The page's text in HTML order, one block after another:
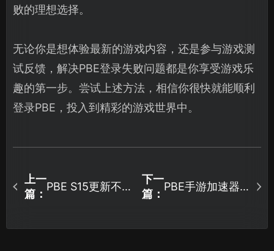
败的理想选择。
无论你是想体验最新的游戏内容，还是参与游戏测
试反馈，解决PBE登录失败问题都是你享受游戏乐
趣的第一步。尝试上述方法，相信你很快就能顺利
登录PBE，投入到精彩的游戏世界中。
上一
篇：
PBE S15更新不
案！
下一
篇：
PBE手游加速器